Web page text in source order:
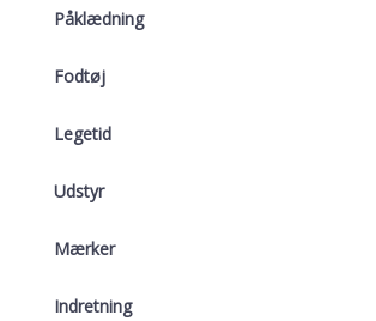
Påklædning
Fodtøj
Legetid
Udstyr
Mærker
Indretning